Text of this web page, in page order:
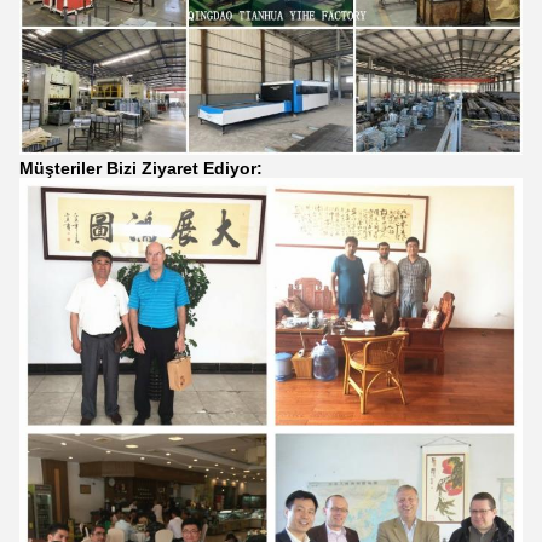
Müşteriler Bizi Ziyaret Ediyor: